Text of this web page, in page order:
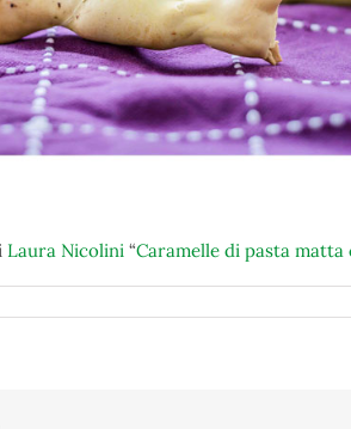
Laura Nicolini “Caramelle di pasta